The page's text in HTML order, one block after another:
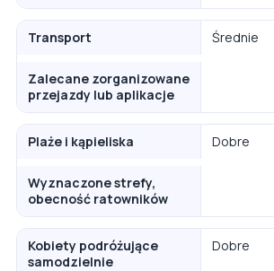
Transport Średnie
Zalecane zorganizowane
przejazdy lub aplikacje
Plaże i kąpieliska Dobre
Wyznaczone strefy,
obecność ratowników
Kobiety podróżujące
samodzielnie
Dobre